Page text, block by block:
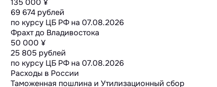
135 000 ¥
69 674 рублей
по курсу ЦБ РФ на 07.08.2026
Фрахт до Владивостока
50 000 ¥
25 805 рублей
по курсу ЦБ РФ на 07.08.2026
Расходы в России
Таможенная пошлина и Утилизационный сбор